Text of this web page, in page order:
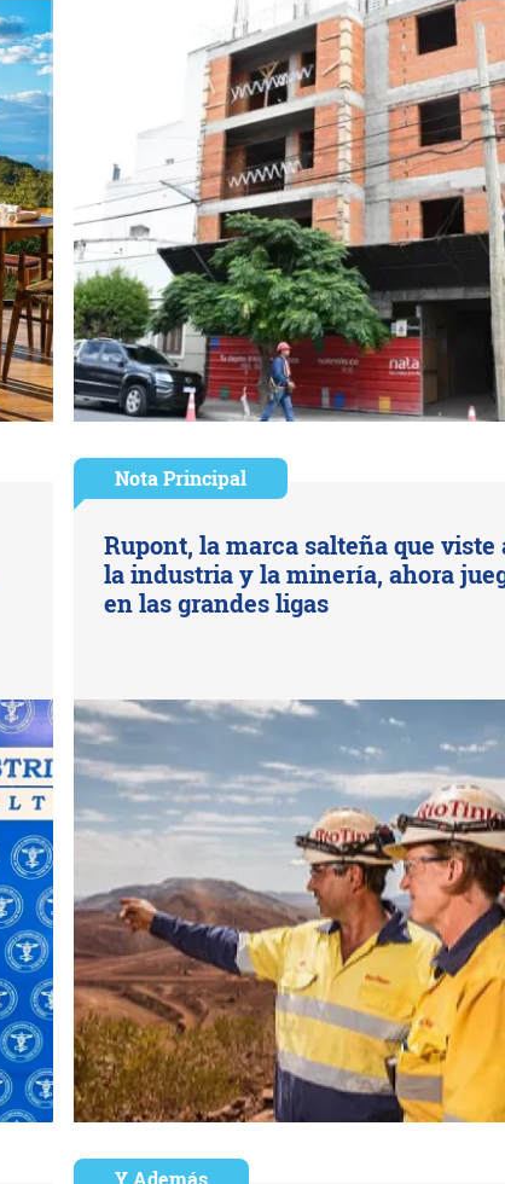
Nota Principal
Rupont, la marca salteña que viste
la industria y la minería, ahora
en las grandes ligas
Y Además